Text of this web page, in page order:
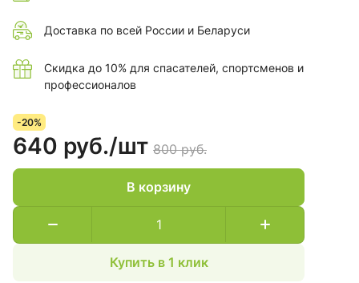
Доставка по всей России и Беларуси
Скидка до 10% для спасателей, спортсменов и
профессионалов
-20%
640 руб./шт 800 руб.
В корзину
Купить в 1 клик